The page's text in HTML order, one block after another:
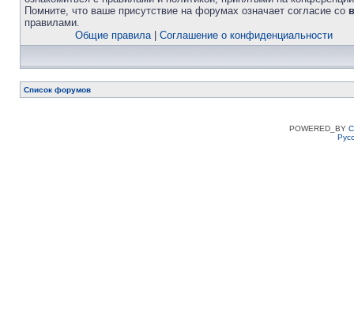
Помните, что ваше присутствие на форумах означает согласие со
правилами.
Общие правила| Соглашение о конфиденциальности
Список форумов
POWERED_BY